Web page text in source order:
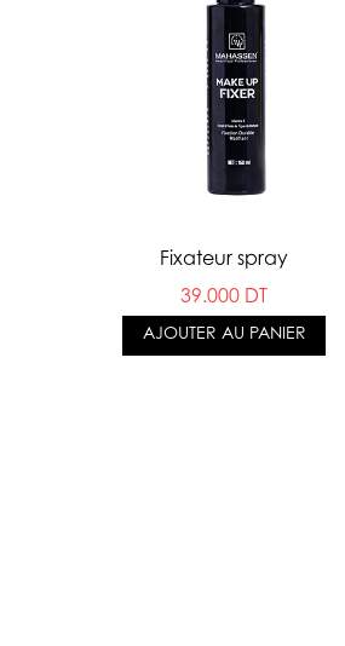
Fixateur spray
39.000 DT
AJOUTER AU PANIER